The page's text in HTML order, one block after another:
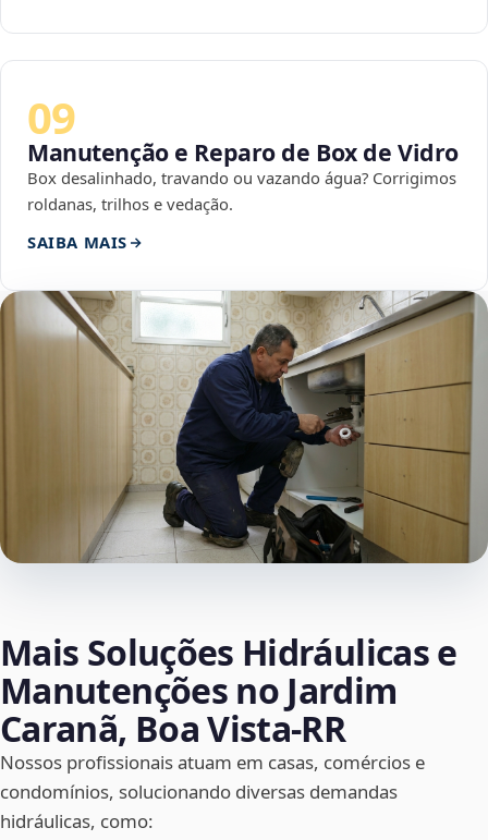
09
Manutenção e Reparo de Box de Vidro
Box desalinhado, travando ou vazando água? Corrigimos
roldanas, trilhos e vedação.
SAIBA MAIS
Mais Soluções Hidráulicas e
Manutenções no Jardim
Caranã, Boa Vista‑RR
Nossos profissionais atuam em casas, comércios e
condomínios, solucionando diversas demandas
hidráulicas, como: